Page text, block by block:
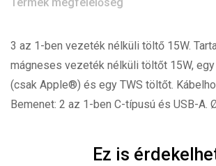
3 az 1-ben vezeték nélküli töltő 15W.
mágneses vezeték nélküli töltőt 15W,
(csak Apple®) és egy TWS töltőt.
Bemenet: 2 az 1-ben C-típusú és USB-A.
Ez is